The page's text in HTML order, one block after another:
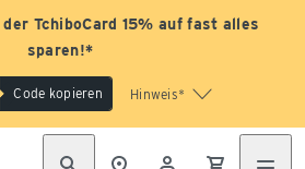
TchiboCard 15% auf fast alles
sparen!*
Code kopieren Hinweis*